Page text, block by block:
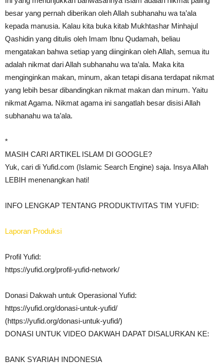
besar yang pernah diberikan oleh Allah subhanahu wa ta’ala
kepada manusia. Kalau kita buka kitab Mukhtashar Minhajul
Qashidin yang ditulis oleh Imam Ibnu Qudamah, beliau
mengatakan bahwa setiap yang diinginkan oleh Allah, semua itu
adalah nikmat dari Allah subhanahu wa ta’ala. Maka kita
menginginkan makan, minum, akan tetapi disana terdapat nikmat
yang lebih besar dibandingkan nikmat makan dan minum. Yaitu
nikmat Agama. Nikmat agama ini sangatlah besar disisi Allah
subhanahu wa ta’ala.
*
MASIH CARI ARTIKEL ISLAM DI GOOGLE?
Yuk, cari di Yufid.com (Islamic Search Engine) saja. Insya Allah
LEBIH menenangkan hati!
INFO LENGKAP TENTANG PRODUKTIVITAS TIM YUFID:
Laporan Produksi
Profil Yufid:
https://yufid.org/profil-yufid-network/
Donasi Dakwah untuk Operasional Yufid:
https://yufid.org/donasi-untuk-yufid/
(https://yufid.org/donasi-untuk-yufid/)
DONASI UNTUK VIDEO DAKWAH DAPAT DISALURKAN KE:
BANK SYARIAH INDONESIA